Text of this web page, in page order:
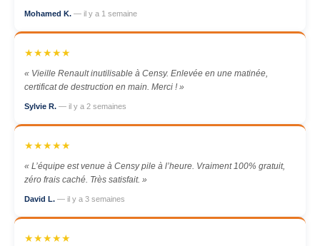
Mohamed K. — il y a 1 semaine
★★★★★
« Vieille Renault inutilisable à Censy. Enlevée en une matinée,
certificat de destruction en main. Merci ! »
Sylvie R. — il y a 2 semaines
★★★★★
« L’équipe est venue à Censy pile à l’heure. Vraiment 100% gratuit,
zéro frais caché. Très satisfait. »
David L. — il y a 3 semaines
★★★★★